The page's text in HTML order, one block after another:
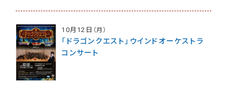
10月12日 （月）
「ドラゴンクエスト」ウインドオーケストラ
コンサート